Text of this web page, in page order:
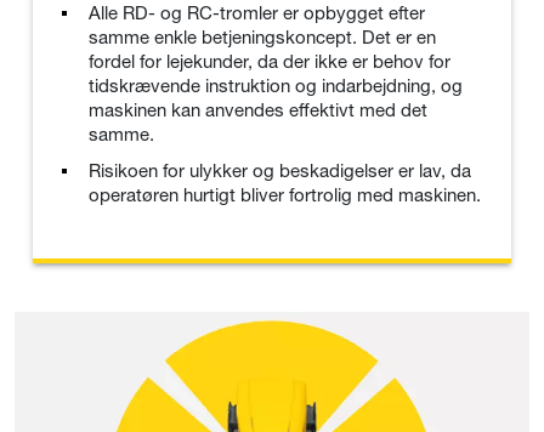
Alle RD- og RC-tromler er opbygget efter
samme enkle betjeningskoncept. Det er en
fordel for lejekunder, da der ikke er behov for
tidskrævende instruktion og indarbejdning, og
maskinen kan anvendes effektivt med det
samme.
Risikoen for ulykker og beskadigelser er lav, da
operatøren hurtigt bliver fortrolig med maskinen.